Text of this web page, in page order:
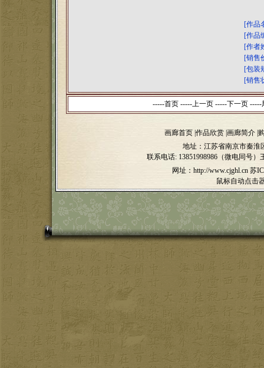
[作品
[作品
[作者
[销售
[包装
[销售
-----首页 -----上一页 -----下一页 -----
画廊首页 作品欣赏 画廊简介
地址：江苏省南京市秦淮
联系电话: 13851998986（微电同号）
网址：http://www.cjghl.cn 苏
鼠标自动点击